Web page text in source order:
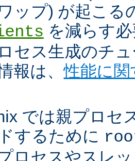
ップ) が起こる
を減らす
セス生成のチ
報は、性能に
では親プロセ
するために
ロセスやスレ